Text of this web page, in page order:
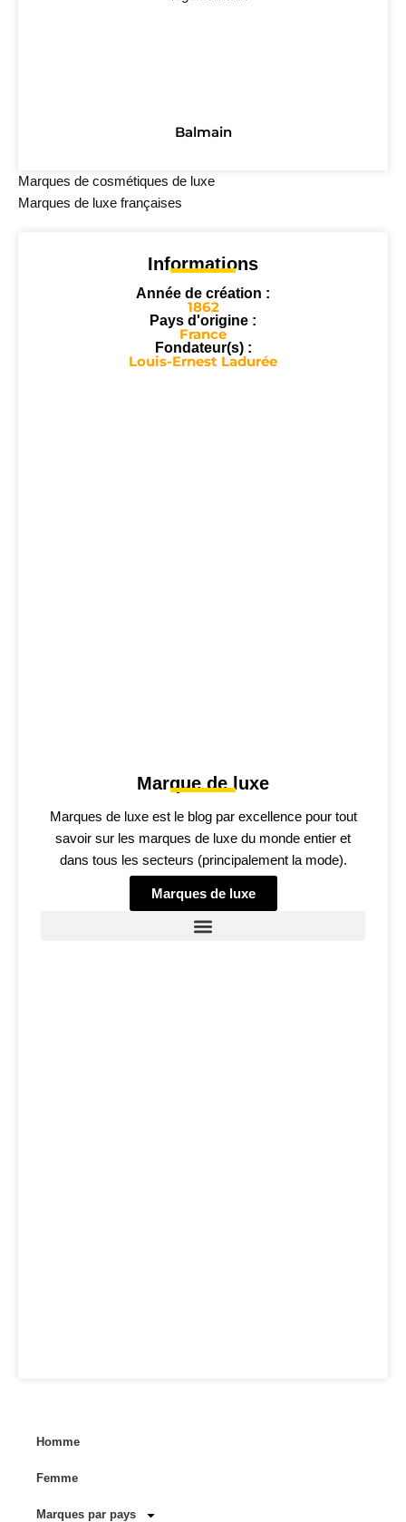
Balmain
Marques de cosmétiques de luxe
Marques de luxe françaises
Informations
Année de création :
1862
Pays d'origine :
France
Fondateur(s) :
Louis-Ernest Ladurée
Marque de luxe
Marques de luxe est le blog par excellence pour tout
savoir sur les marques de luxe du monde entier et
dans tous les secteurs (principalement la mode).
Marques de luxe
Homme
Femme
Marques par pays